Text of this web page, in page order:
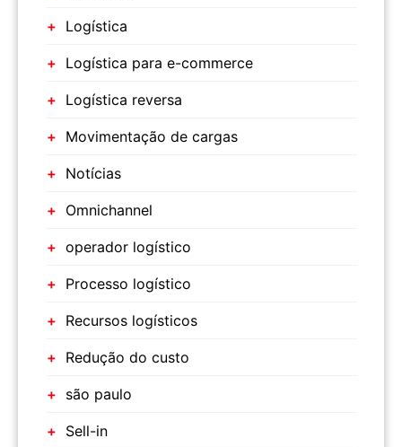
Logística
Logística para e-commerce
Logística reversa
Movimentação de cargas
Notícias
Omnichannel
operador logístico
Processo logístico
Recursos logísticos
Redução do custo
são paulo
Sell-in